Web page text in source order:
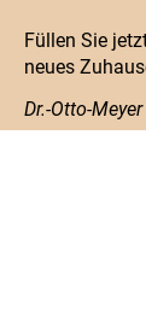
Füllen Sie
neues
Dr.-Otto-